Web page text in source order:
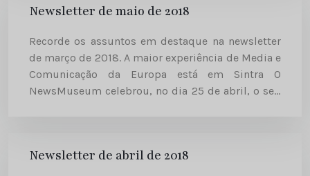
Newsletter de maio de 2018
Recorde os assuntos em destaque na newsletter
de março de 2018. A maior experiência de Media e
Comunicação da Europa está em Sintra O
NewsMuseum celebrou, no dia 25 de abril, o seu
Newsletter de abril de 2018